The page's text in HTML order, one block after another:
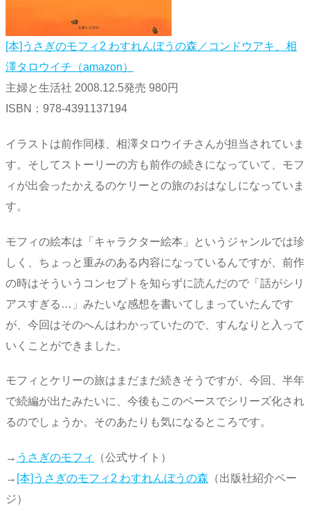
[本]うさぎのモフィ2 わすれんぼうの森／コンドウアキ、相
澤タロウイチ（amazon）
主婦と生活社 2008.12.5発売 980円
ISBN：978-4391137194
イラストは前作同様、相澤タロウイチさんが担当されていま
す。そしてストーリーの方も前作の続きになっていて、モフ
ィが出会ったかえるのケリーとの旅のおはなしになっていま
す。
モフィの絵本は「キャラクター絵本」というジャンルでは珍
しく、ちょっと重みのある内容になっているんですが、前作
の時はそういうコンセプトを知らずに読んだので「話がシリ
アスすぎる…」みたいな感想を書いてしまっていたんです
が、今回はそのへんはわかっていたので、すんなりと入って
いくことができました。
モフィとケリーの旅はまだまだ続きそうですが、今回、半年
で続編が出たみたいに、今後もこのペースでシリーズ化され
るのでしょうか。そのあたりも気になるところです。
→ うさぎのモフィ
（公式サイト）
→ [本]うさぎのモフィ2 わすれんぼうの森 （出版社紹介ペー
ジ）